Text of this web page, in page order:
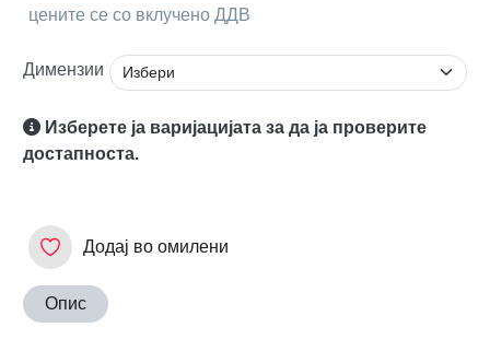
цените се со вклучено ДДВ
Димензии
Изберете ја варијацијата за да ја проверите
достапноста.
Додај во омилени
Опис